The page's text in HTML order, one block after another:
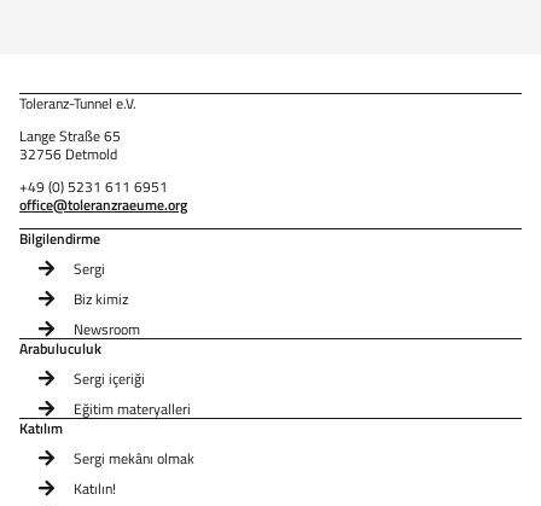
Toleranz-Tunnel e.V.
Lange Straße 65
32756 Detmold
+49 (0) 5231 611 6951
office@toleranzraeume.org
Bilgilendirme
Sergi
Biz kimiz
Newsroom
Arabuluculuk
Sergi içeriği
Eğitim materyalleri
Katılım
Sergi mekânı olmak
Katılın!